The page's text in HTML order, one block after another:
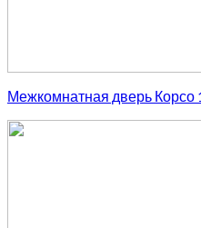
Межкомнатная дверь Корсо